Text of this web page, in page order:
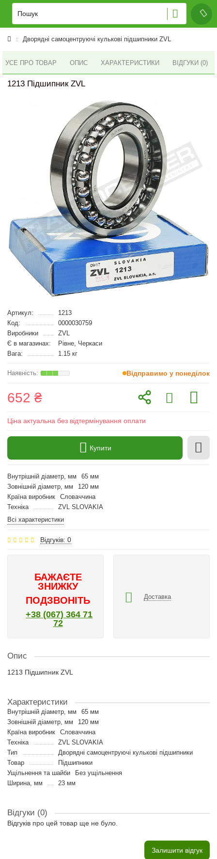
Дворядні самоцентруючі кулькові підшипники ZVL
УСЕ ПРО ТОВАР ОПИС ХАРАКТЕРИСТИКИ ВІДГУКИ (0)
1213 Підшипник ZVL
Артикул:
1213
Код:
0000030759
Виробники
ZVL
Є в магазинах:
Рівне, Черкаси
Вага:
1.15 кг
Відправимо у понеділок
652 ₴
Ціна актуальна без відтермінування оплати
Купити
Внутрішній діаметр, мм
65 мм
Зовнішній діаметр, мм
120 мм
Країна виробник
Словаччина
Техніка
ZVL SLOVAKIA
Всі характеристики
Відгуків: 0
БАЖАЄТЕ
ЗНИЖКУ
ПОДЗВОНІТЬ
+38 (067) 364 71
72
Доставка
Опис
1213 Підшипник ZVL
Характеристики
Внутрішній діаметр, мм
65 мм
Зовнішній діаметр, мм
120 мм
Країна виробник
Словаччина
Техніка
ZVL SLOVAKIA
Тип
Дворядні самоцентруючі кулькові підшипники
Товар
Підшипники
Ущільнення та шайби
Без ущільнення
Ширина, мм
23 мм
Відгуки (0)
Відгуків про цей товар ще не було.
Залишити відгук